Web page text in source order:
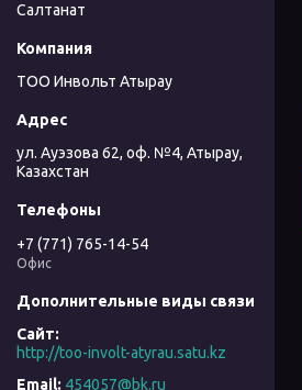
Салтанат
ТОО Инвольт Атырау
ул. Ауэзова 62, оф. №4, Атырау,
Казахстан
+7 (771) 765-14-54
Офис
http://too-involt-atyrau.satu.kz
454057@bk.ru